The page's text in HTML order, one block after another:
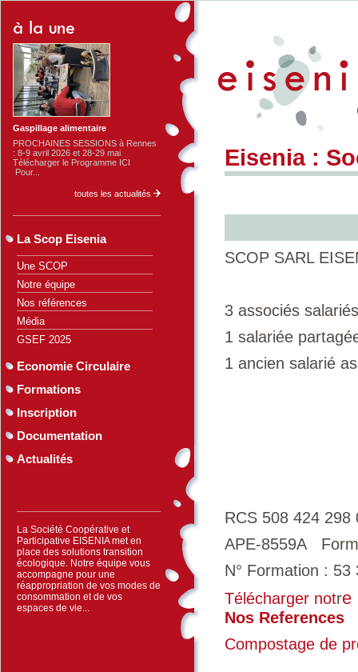
Gaspillage alimentaire
PROCHAINES SESSIONS à Rennes
: 8-9 avril 2026 et 28-29 mai
Télécharger le Programme ICI
Pour...
toutes les actualités
La Scop Eisenia
Une SCOP
Notre équipe
Nos références
Média
GSEF 2025
Economie Circulaire
Formations
Inscription
Documentation
Actualités
La Société Coopérative et
Participative EISENIA met en
place des solutions transition
écologique. Notre équipe vous
accompagne pour une
réappropriation de vos modes de
consommation et de vos
espaces de vie...
Eisenia :
SCOP SARL
3 associés
1 salariée
1 ancien salarié
RCS 508 424 298
APE-8559A
N° Formation : 53
Télécharger notre
Nos References
Compostage de